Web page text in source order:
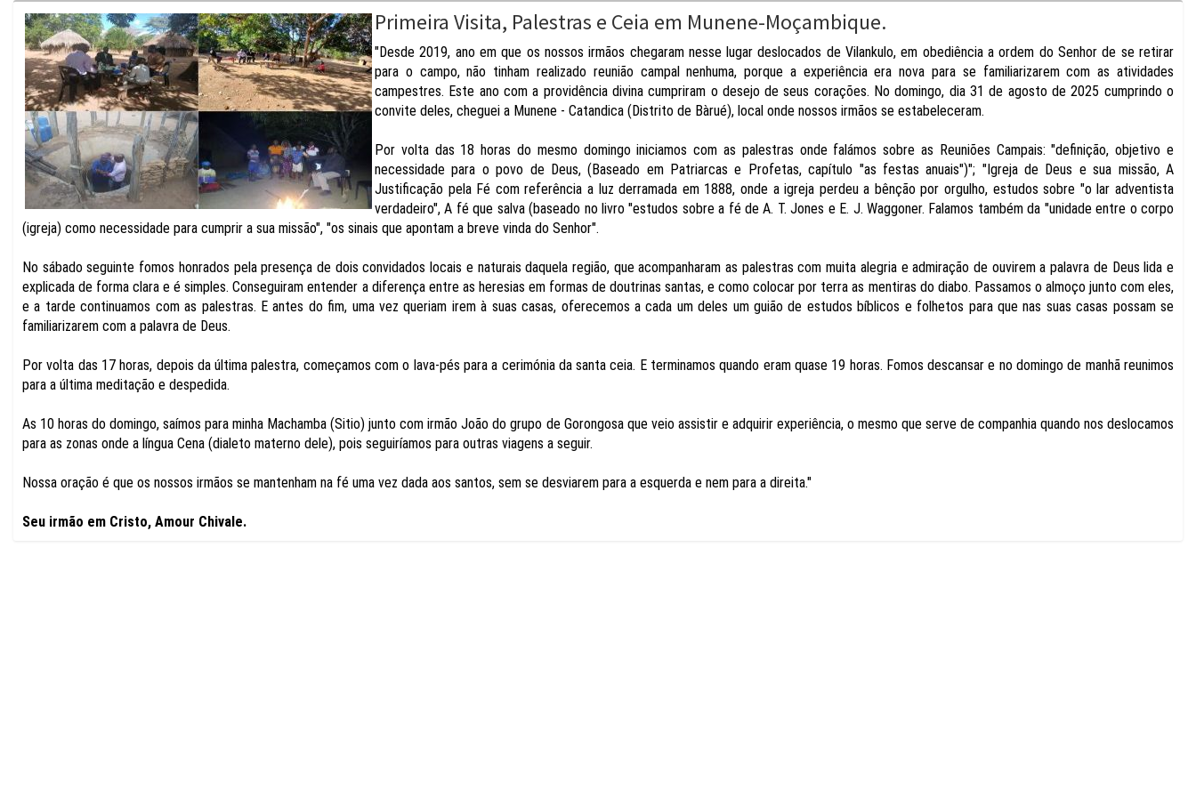
Primeira Visita, Palestras e Ceia em Munene-Moçambique.
"Desde 2019, ano em que os nossos irmãos chegaram nesse lugar deslocados de Vilankulo, em obediência a ordem do Senhor de se retirar
para o campo, não tinham realizado reunião campal nenhuma, porque a experiência era nova para se familiarizarem com as atividades
campestres. Este ano com a providência divina cumpriram o desejo de seus corações. No domingo, dia 31 de agosto de 2025 cumprindo o
convite deles, cheguei a Munene - Catandica (Distrito de Bàrué), local onde nossos irmãos se estabeleceram.
Por volta das 18 horas do mesmo domingo iniciamos com as palestras onde falámos sobre as Reuniões Campais: "definição, objetivo e
necessidade para o povo de Deus, (Baseado em Patriarcas e Profetas, capítulo "as festas anuais")"; "Igreja de Deus e sua missão, A
Justificação pela Fé com referência a luz derramada em 1888, onde a igreja perdeu a bênção por orgulho, estudos sobre "o lar adventista
verdadeiro", A fé que salva (baseado no livro "estudos sobre a fé de A. T. Jones e E. J. Waggoner. Falamos também da "unidade entre o corpo
(igreja) como necessidade para cumprir a sua missão", "os sinais que apontam a breve vinda do Senhor".
No sábado seguinte fomos honrados pela presença de dois convidados locais e naturais daquela região, que acompanharam as palestras com muita alegria e admiração de ouvirem a palavra de Deus lida e
explicada de forma clara e é simples. Conseguiram entender a diferença entre as heresias em formas de doutrinas santas, e como colocar por terra as mentiras do diabo. Passamos o almoço junto com eles,
e a tarde continuamos com as palestras. E antes do fim, uma vez queriam irem à suas casas, oferecemos a cada um deles um guião de estudos bíblicos e folhetos para que nas suas casas possam se
familiarizarem com a palavra de Deus.
Por volta das 17 horas, depois da última palestra, começamos com o lava-pés para a cerimónia da santa ceia. E terminamos quando eram quase 19 horas. Fomos descansar e no domingo de manhã reunimos
para a última meditação e despedida.
As 10 horas do domingo, saímos para minha Machamba (Sitio) junto com irmão João do grupo de Gorongosa que veio assistir e adquirir experiência, o mesmo que serve de companhia quando nos deslocamos
para as zonas onde a língua Cena (dialeto materno dele), pois seguiríamos para outras viagens a seguir.
Nossa oração é que os nossos irmãos se mantenham na fé uma vez dada aos santos, sem se desviarem para a esquerda e nem para a direita."
Seu irmão em Cristo, Amour Chivale.